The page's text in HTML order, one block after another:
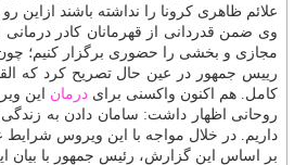
علائم ظاهری کرونا را نداشته باشند
وی ضمن قدردانی از قهرمانان کادر درمانی
مجازی و بخشی را حضوری برگزار کنیم؛
رییس جمهور در عین حال تصریح کرد که
کامل. هم اکنون واکسنی برای درمان این
روحانی اظهار داشت: سامان دادن به
داریم. در خلال مواجه با این ویروس شرایط
بر اساس این گزارش، رئیس جمهور با بیان